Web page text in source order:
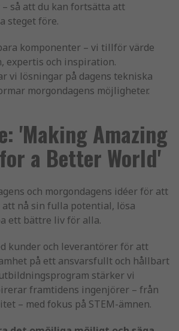
så att du kan fortsätta att
steget före.
komponenter – vi tillför värde
expertis och inspiration.
vi lösningar på dagens tekniska
morgondagens möjligheter.
'Making Amazing
a Better World'
och morgondagens idéer för att
nå sin fulla potential, lösa
ett bättre liv för alla.
kunder och leverantörer för att
på ett ansvarsfullt och hållbart
stärker vi
framtidens ingenjörer – från
– med fokus på STEM-ämnen.